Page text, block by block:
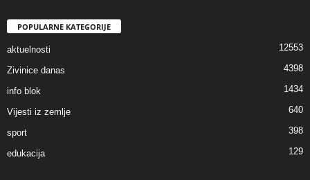
POPULARNE KATEGORIJE
aktuelnosti 12553
Zivinice danas 4398
info blok 1434
Vijesti iz zemlje 640
sport 398
edukacija 129